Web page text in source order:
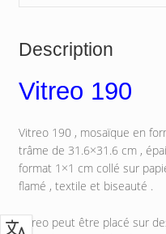
Description
Vitreo 190
Vitreo 190 , mosaïque en
trâme de 31.6×31.6 cm ,
format 1×1 cm collé sur
flamé , textile et biseauté .
Vitreo peut être placé sur